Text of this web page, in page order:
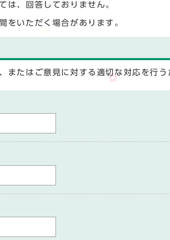
は、回答しておりません。
をいただく場合があります。
またはご意見に対する適切な対応を行